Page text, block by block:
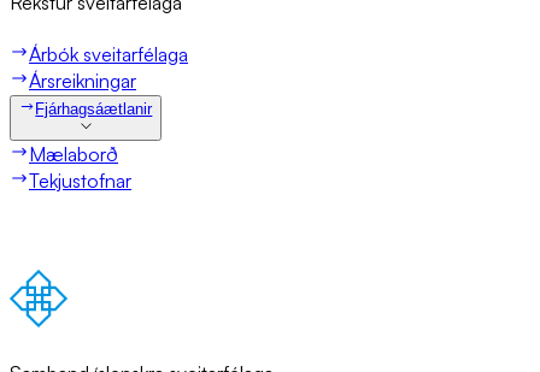
Árbók sveitarfélaga
Ársreikningar
Fjárhagsáætlanir
Mælaborð
Tekjustofnar